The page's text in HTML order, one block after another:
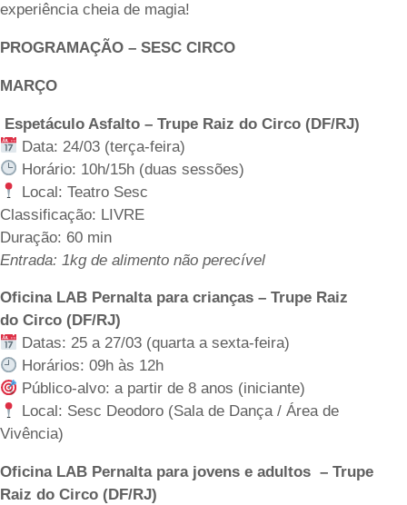
experiência cheia de magia!
PROGRAMAÇÃO – SESC CIRCO
MARÇO
Espetáculo Asfalto – Trupe Raiz do Circo (DF/RJ)
Data: 24/03 (terça-feira)
Horário: 10h/15h (duas sessões)
Local: Teatro Sesc
Classificação: LIVRE
Duração: 60 min
Entrada: 1kg de alimento não perecível
Oficina LAB Pernalta para crianças – Trupe Raiz
do Circo (DF/RJ)
Datas: 25 a 27/03 (quarta a sexta-feira)
Horários: 09h às 12h
Público-alvo: a partir de 8 anos (iniciante)
Local: Sesc Deodoro (Sala de Dança / Área de
Vivência)
Oficina LAB Pernalta para jovens e adultos – Trupe
Raiz do Circo (DF/RJ)